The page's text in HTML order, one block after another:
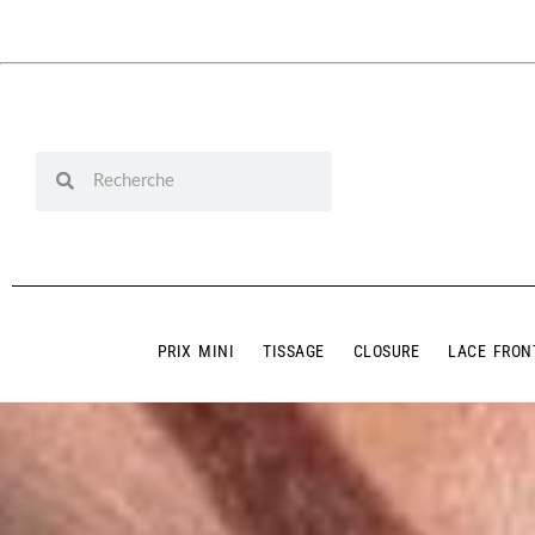
PRIX MINI TISSAGE CLOSURE LACE